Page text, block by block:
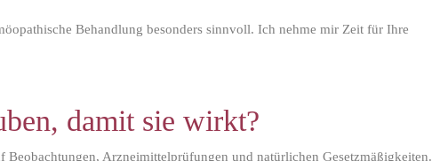
Behandlung besonders sinnvoll. Ich nehme mir Zeit für Ihre
damit sie wirkt?
Arzneimittelprüfungen und natürlichen Gesetzmäßigkeiten.